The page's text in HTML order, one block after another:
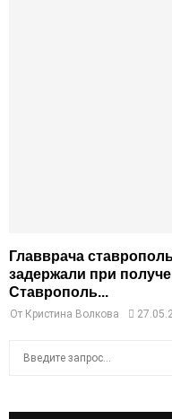
Главврача
задержали при
Ставрополь...
От Кристина Волкова